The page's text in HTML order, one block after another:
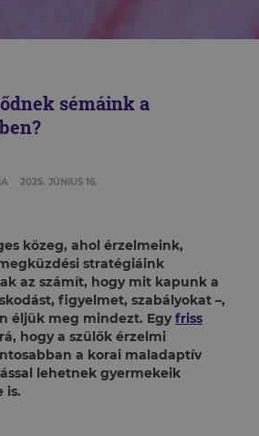
sémáink a
2025. JÚNIUS 16.
közeg, ahol érzelmeink,
stratégiáink
az számít, hogy mit kapunk a
figyelmet, szabályokat –,
éljük meg mindezt. Egyfriss
hogy a szülők érzelmi
a korai maladaptív
lehetnek gyermekeik
is.